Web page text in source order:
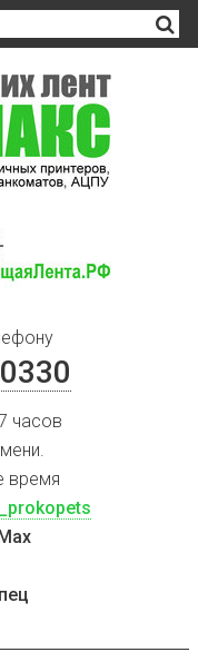
часов
время